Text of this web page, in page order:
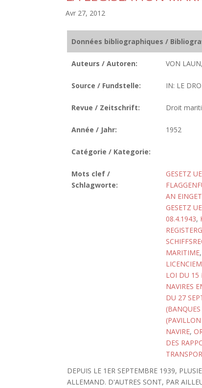
Avr 27, 2012
Données bibliographiques /
Auteurs / Autoren: VON
Source / Fundstelle: IN: LE
Revue / Zeitschrift: Droit
Année / Jahr: 1952
Catégorie / Kategorie:
Mots clef /
Schlagworte:
GESETZ
AN
GESETZ
08.4.1943,
MARITIME,
LOI DU 15
NAVIRES
DU 27
NAVIRE,
DES
DEPUIS LE 1ER SEPTEMBRE 1939,
ALLEMAND. D'AUTRES SONT, PAR